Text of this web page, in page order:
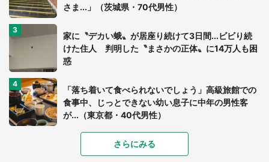
さま...」（茨城県・70代男性）
家に〝デカい蛾〟が居座り続けて3日間...ビビり続
けた住人 判明した〝まさかの正体〟に14万人も困
惑
「落ち着いて食べられないでしょう」高級旅館での
食事中、じっとできない幼い息子に中年の男性客
が...（東京都・40代男性）
「可愛いのにホラー」「事件性を感じる」 ふわふ
さらにみる